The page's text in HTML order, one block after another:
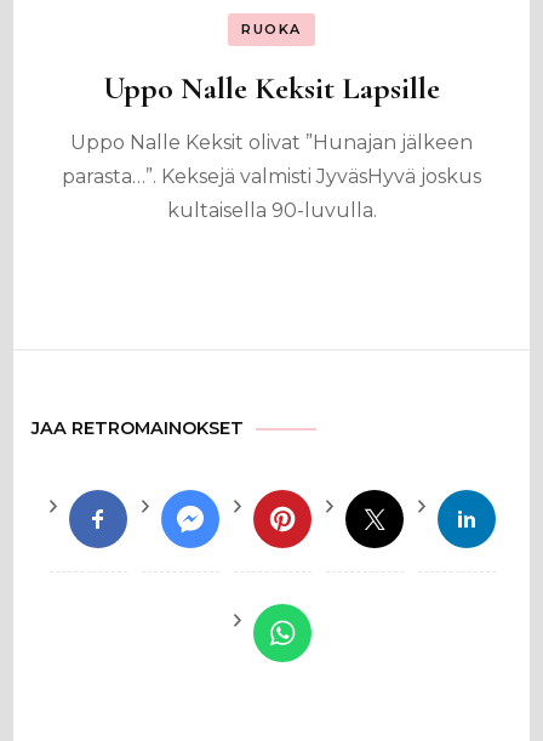
RUOKA
Uppo Nalle Keksit Lapsille
Uppo Nalle Keksit olivat ”Hunajan jälkeen
parasta…”. Keksejä valmisti JyväsHyvä joskus
kultaisella 90-luvulla.
JAA RETROMAINOKSET